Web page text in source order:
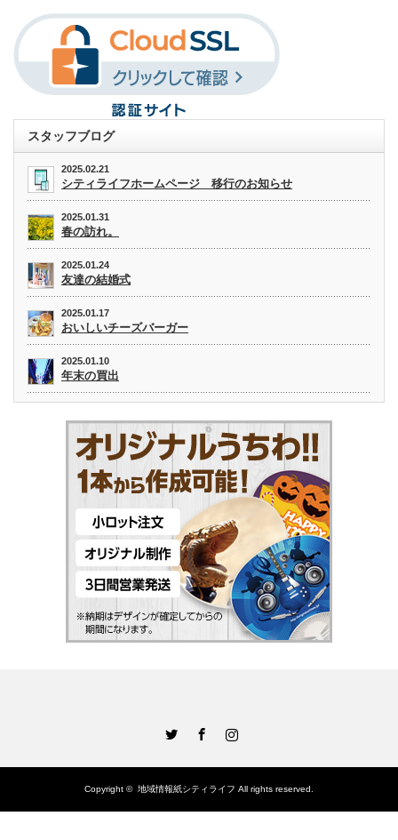
スタッフブログ
2025.02.21
シティライフホームページ 移行のお知らせ
2025.01.31
春の訪れ。
2025.01.24
友達の結婚式
2025.01.17
おいしいチーズバーガー
2025.01.10
年末の買出
Copyright © 地域情報紙シティライフ All rights reserved.